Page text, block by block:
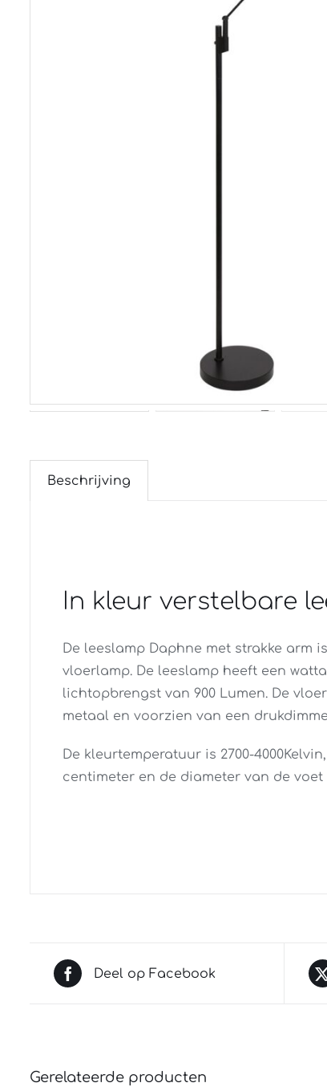
Beschrijving
In kleur verstelbare
De leeslamp Daphne met strakke arm
vloerlamp. De leeslamp heeft een
lichtopbrengst van 900 Lumen. De
metaal en voorzien van een
De kleurtemperatuur is 2700-
centimeter en de diameter van de voet
Deel op Facebook
Gerelateerde producten